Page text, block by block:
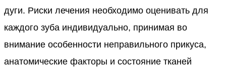
дуги. Риски лечения необходимо оценивать для
каждого зуба индивидуально, принимая во
внимание особенности неправильного прикуса,
анатомические факторы и состояние тканей